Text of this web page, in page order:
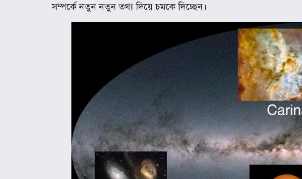
সম্পর্কে নতুন নতুন তথ্য দিয়ে চমকে দিচ্ছেন।